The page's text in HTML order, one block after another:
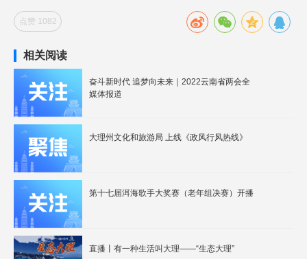
点赞 1082
相关阅读
奋斗新时代 追梦向未来｜2022云南省两会全
媒体报道
大理州文化和旅游局 上线《政风行风热线》
第十七届洱海歌手大奖赛（老年组决赛）开播
直播丨有一种生活叫大理——“生态大理”